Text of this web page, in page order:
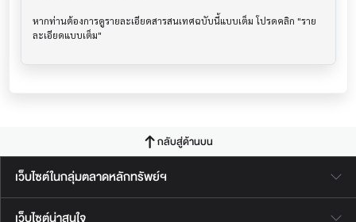
หากท่านต้องการดูรายละเอียดสารสนเทศฉบับนี้แบบเต็ม โปรดคลิก "ราย
กลับสู่ด้านบน
เว็บไซต์ในกลุ่มตลาดหลักทรัพย์ฯ